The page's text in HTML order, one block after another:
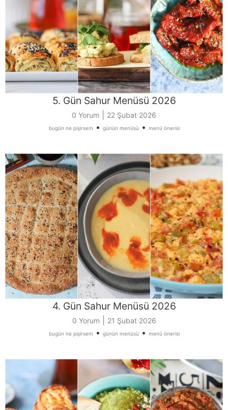
5. Gün Sahur Menüsü 2026
0 Yorum 22 Şubat 2026
bugün ne pişirsem • günün menüsü • menü önerisi
4. Gün Sahur Menüsü 2026
0 Yorum 21 Şubat 2026
bugün ne pişirsem • günün menüsü • menü önerisi